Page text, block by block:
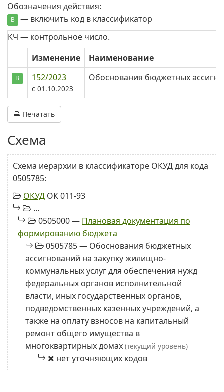
Обозначения действия:
В
— включить код в классификатор
КЧ — контрольное число.
Изменение
Наименование
В 152/2023
c 01.10.2023
Обоснования бюджетных
Печатать
Схема
Схема иерархии в классификаторе ОКУД для кода
0505785:
ОКУД ОК 011-93
...
0505000 — Плановая документация по
формированию бюджета
0505785 — Обоснования бюджетных
ассигнований на закупку жилищно-
коммунальных услуг для обеспечения нужд
федеральных органов исполнительной
власти, иных государственных органов,
подведомственных казенных учреждений, а
также на оплату взносов на капитальный
ремонт общего имущества в
многоквартирных домах (текущий уровень)
нет уточняющих кодов